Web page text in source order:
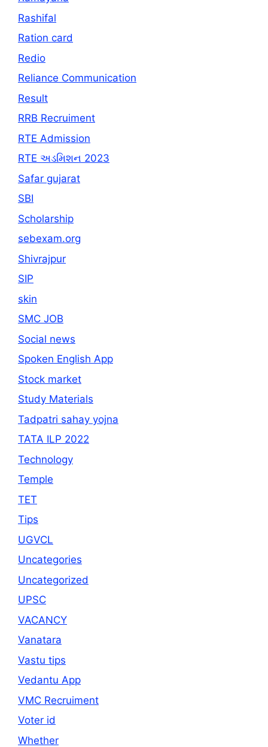
Rashifal
Ration card
Redio
Reliance Communication
Result
RRB Recruiment
RTE Admission
RTE અડમિશન 2023
Safar gujarat
SBI
Scholarship
sebexam.org
Shivrajpur
SIP
skin
SMC JOB
Social news
Spoken English App
Stock market
Study Materials
Tadpatri sahay yojna
TATA ILP 2022
Technology
Temple
TET
Tips
UGVCL
Uncategories
Uncategorized
UPSC
VACANCY
Vanatara
Vastu tips
Vedantu App
VMC Recruiment
Voter id
Whether